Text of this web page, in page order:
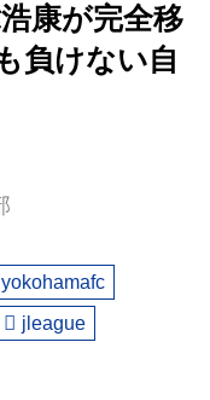
康が完全移
負けない自
yokohamafc
jleague